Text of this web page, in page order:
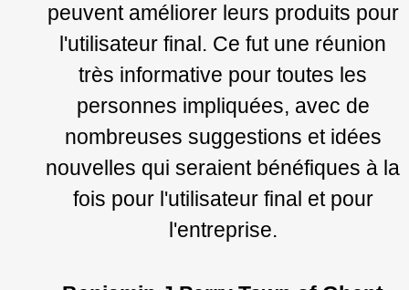
peuvent améliorer leurs produits pour
l'utilisateur final. Ce fut une réunion
très informative pour toutes les
personnes impliquées, avec de
nombreuses suggestions et idées
nouvelles qui seraient bénéfiques à la
fois pour l'utilisateur final et pour
l'entreprise.